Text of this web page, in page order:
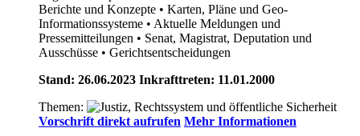
Berichte und Konzepte • Karten, Pläne und Geo-
Informationssysteme • Aktuelle Meldungen und
Pressemitteilungen • Senat, Magistrat, Deputation und
Ausschüsse • Gerichtsentscheidungen
Stand: 26.06.2023 Inkrafttreten: 11.01.2000
Themen:
Vorschrift direkt aufrufen Mehr Informationen